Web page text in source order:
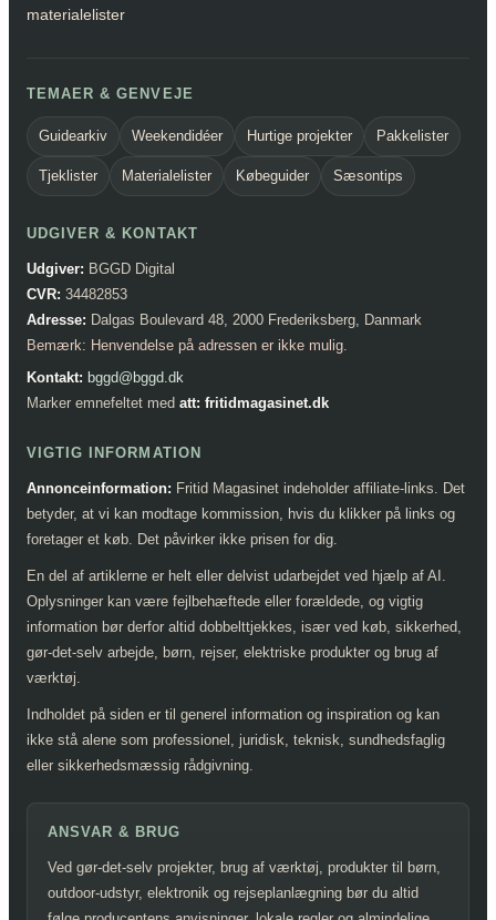
materialelister
TEMAER & GENVEJE
Guidearkiv Weekendidéer Hurtige projekter Pakkelister
Tjeklister Materialelister Købeguider Sæsontips
UDGIVER & KONTAKT
Udgiver: BGGD Digital
CVR: 34482853
Adresse: Dalgas Boulevard 48, 2000 Frederiksberg, Danmark
Bemærk: Henvendelse på adressen er ikke mulig.
Kontakt: bggd@bggd.dk
Marker emnefeltet med att: fritidmagasinet.dk
VIGTIG INFORMATION
Annonceinformation: Fritid Magasinet indeholder affiliate-links. Det
betyder, at vi kan modtage kommission, hvis du klikker på links og
foretager et køb. Det påvirker ikke prisen for dig.
En del af artiklerne er helt eller delvist udarbejdet ved hjælp af AI.
Oplysninger kan være fejlbehæftede eller forældede, og vigtig
information bør derfor altid dobbelttjekkes, især ved køb, sikkerhed,
gør-det-selv arbejde, børn, rejser, elektriske produkter og brug af
værktøj.
Indholdet på siden er til generel information og inspiration og kan
ikke stå alene som professionel, juridisk, teknisk, sundhedsfaglig
eller sikkerhedsmæssig rådgivning.
ANSVAR & BRUG
Ved gør-det-selv projekter, brug af værktøj, produkter til børn,
outdoor-udstyr, elektronik og rejseplanlægning bør du altid